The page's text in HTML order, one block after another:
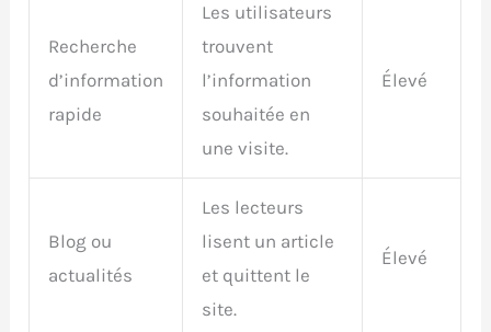
Recherche
d’information
rapide
Les utilisateurs
trouvent
l’information
souhaitée en
une visite.
Élevé
Blog ou
actualités
Les lecteurs
lisent un article
et quittent le
site.
Élevé